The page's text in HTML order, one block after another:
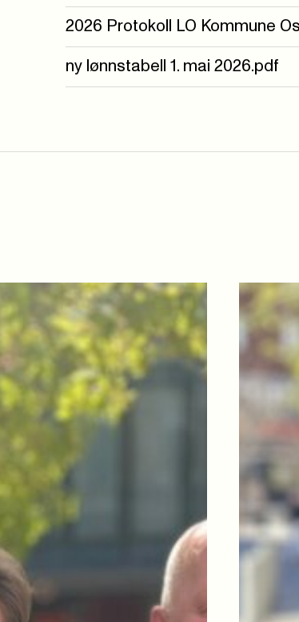
2026 Protokoll LO Kommune
ny lønnstabell 1. mai 2026.pdf